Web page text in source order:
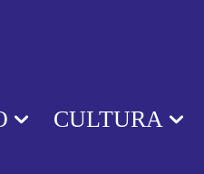
CULTURA